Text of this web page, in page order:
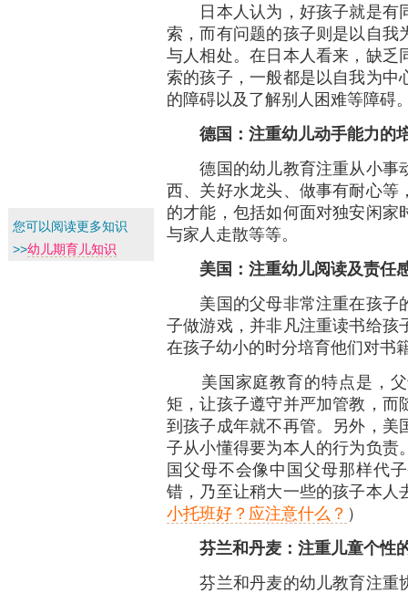
日本人认为，好孩子就是有
索，而有问题的孩子则是以自我
与人相处。在日本人看来，缺乏
索的孩子，一般都是以自我为中
的障碍以及了解别人困难等障碍
德国：注重幼儿动手能力的
德国的幼儿教育注重从小事
西、关好水龙头、做事有耐心等
的才能，包括如何面对独安闲家
与家人走散等等。
美国：注重幼儿阅读及责任
美国的父母非常注重在孩子
子做游戏，并非凡注重读书给孩
在孩子幼小的时分培育他们对书
美国家庭教育的特点是，父
矩，让孩子遵守并严加管教，而
到孩子成年就不再管。另外，美
子从小懂得要为本人的行为负责
国父母不会像中国父母那样代
错，乃至让稍大一些的孩子本人
小托班好？应注意什么？ ）
芬兰和丹麦：注重儿童个性
芬兰和丹麦的幼儿教育注重
您可以阅读更多知识
>>幼儿期育儿知识